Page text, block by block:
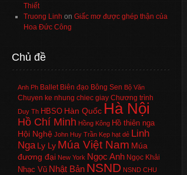
Thiết
Truong Linh on Giấc mơ được ghép thận của
Hoa Đức Công
Chủ đề
Anh Ph Ballet Biên đạo Bông Sen Bộ Văn
Chuyen ke nhung chiec giay Chương trình
Duy Th HBSO Hàn Quốc Hà Nội
Hồ Chí Minh Hồng Kông Hồ thiên nga
Hội Nghệ John Huy Trần Kẹp hạt dẻ Linh
Nga Ly Ly Múa Việt Nam Múa
đương đại New York Ngọc Anh Ngọc Khải
Nhạc Vũ Nhật Bản NSND NSND CHU